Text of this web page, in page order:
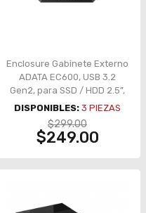
Enclosure Gabinete Externo
ADATA EC600, USB 3.2
Gen2, para SSD / HDD 2.5”,
Negro – EC600-BCBK
DISPONIBLES: 3 PIEZAS
$299.00
$249.00